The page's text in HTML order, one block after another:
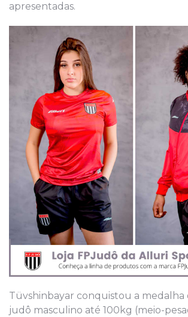
apresentadas.
Tüvshinbayar conquistou a medalha
judô masculino até 100kg (meio-